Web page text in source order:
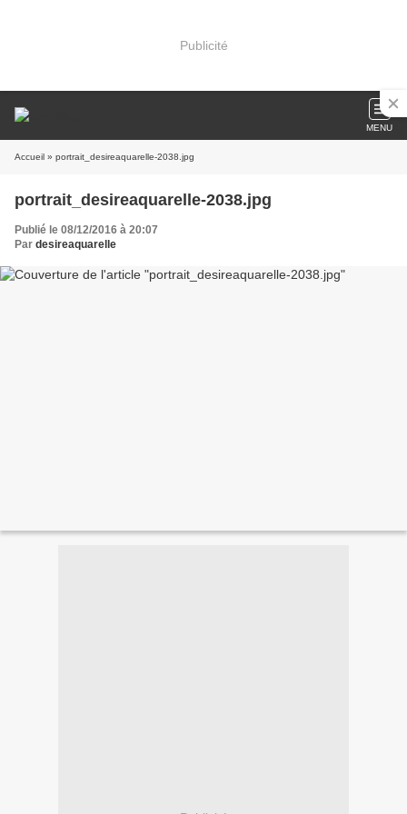
Publicité
MENU
Accueil » portrait_desireaquarelle-2038.jpg
portrait_desireaquarelle-2038.jpg
Publié le 08/12/2016 à 20:07
Par desireaquarelle